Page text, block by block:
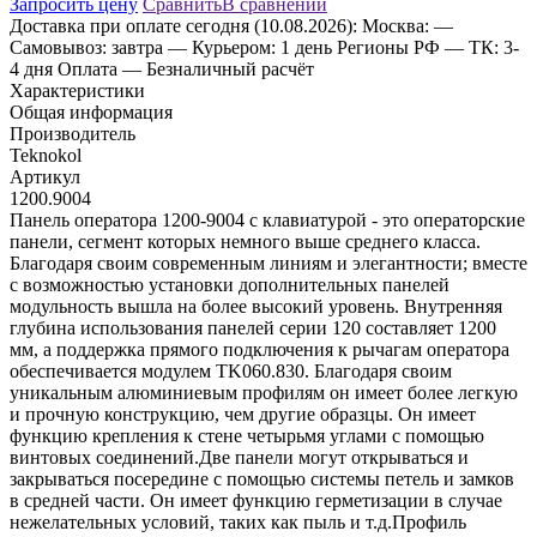
Доставка при оплате сегодня (10.08.2026): Москва: —
Самовывоз: завтра — Курьером: 1 день Регионы РФ — ТК: 3-
4 дня Оплата — Безналичный расчёт
Характеристики
Общая информация
Производитель
Teknokol
Артикул
1200.9004
Панель оператора 1200-9004 с клавиатурой - это операторские
панели, сегмент которых немного выше среднего класса.
Благодаря своим современным линиям и элегантности; вместе
с возможностью установки дополнительных панелей
модульность вышла на более высокий уровень. Внутренняя
глубина использования панелей серии 120 составляет 1200
мм, а поддержка прямого подключения к рычагам оператора
обеспечивается модулем TK060.830. Благодаря своим
уникальным алюминиевым профилям он имеет более легкую
и прочную конструкцию, чем другие образцы. Он имеет
функцию крепления к стене четырьмя углами с помощью
винтовых соединений.Две панели могут открываться и
закрываться посередине с помощью системы петель и замков
в средней части. Он имеет функцию герметизации в случае
нежелательных условий, таких как пыль и т.д.Профиль